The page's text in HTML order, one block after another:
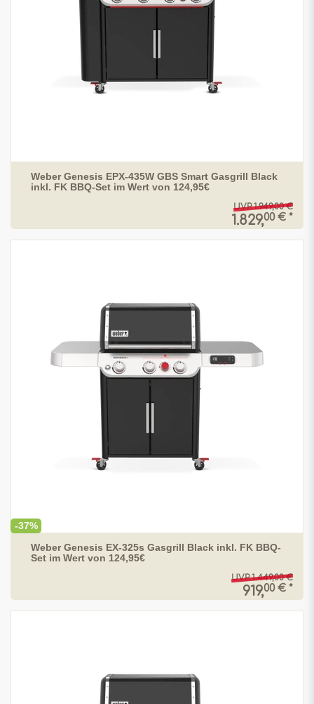
Weber Genesis EPX-435W GBS Smart Gasgrill Black
inkl. FK BBQ-Set im Wert von 124,95€
UVP 1.949,00 €
1.829,00 € *
-37%
Weber Genesis EX-325s Gasgrill Black inkl. FK BBQ-
Set im Wert von 124,95€
UVP 1.449,00 €
919,00 € *